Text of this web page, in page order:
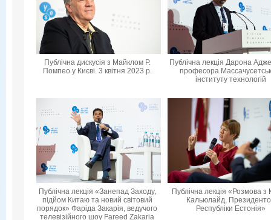
Публічна дискусія з Майклом Р.
Помпео у Києві. 3 квітня 2023 р.
Публічна лекція Дарона
професора
інституту технологій
Публічна лекція «Занепад Заходу,
підйом Китаю та новий світовий
порядок» Фаріда Закарія, ведучого
телевізійного шоу Fareed Zakaria
Публічна лекція «Розмова з
Кальюлайд,
Республіки Естонія»